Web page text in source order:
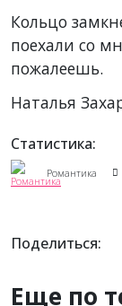
Кольцо
поехали со
пожалеешь.
Наталья
Статистика:
Романтика
Поделиться:
Еще по